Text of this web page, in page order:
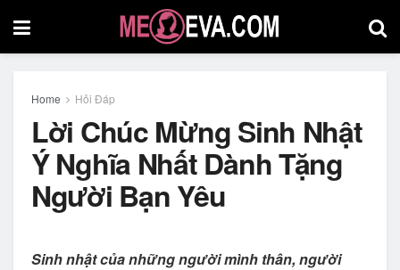
Home Hỏi Đáp
Lời Chúc Mừng Sinh Nhật
Ý Nghĩa Nhất Dành Tặng
Người Bạn Yêu
Sinh nhật của những người mình thân, người